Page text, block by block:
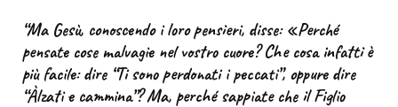
“Ma Gesù, conoscendo i loro pensieri, disse: «Perché
pensate cose malvagie nel vostro cuore? Che cosa infatti è
più facile: dire “Ti sono perdonati i peccati”, oppure dire
“Àlzati e cammina”? Ma, perché sappiate che il Figlio